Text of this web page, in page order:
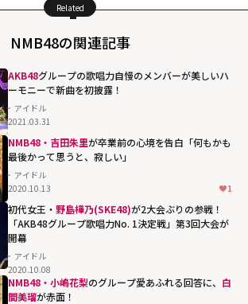
Related
NMB48の関連記事
AKB48グループの歌唱力自慢のメンバーが美しいハ
ーモニーで新曲を初披露！
アイドル
2021.03.31
NMB48・吉田朱里が卒業前の心境を告白「何もかも
最後かって思うと、寂しい」
アイドル
2020.10.13
1
初代女王・ 野島樺乃(SKE48)が2大会ぶりの参戦！
「AKB48グループ歌唱力No. 1決定戦」第3回大会が
開幕
アイドル
2020.10.08
NMB48・小嶋花梨のグループ愛あふれる回答に、 白
間美瑠が赤面！